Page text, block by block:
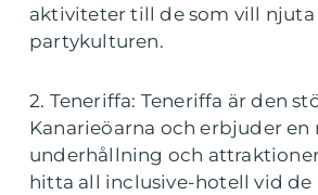
aktiviteter till de som vill njuta
partykulturen.
2. Teneriffa: Teneriffa är den
Kanarieöarna och erbjuder
underhållning och
hitta all inclusive-hotell vid de